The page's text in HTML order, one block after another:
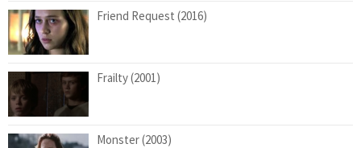
Friend Request (2016)
Frailty (2001)
Monster (2003)